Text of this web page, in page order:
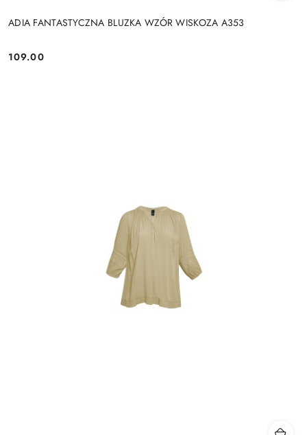
ADIA FANTASTYCZNA BLUZKA WZÓR WISKOZA A353
Cena:
109.00